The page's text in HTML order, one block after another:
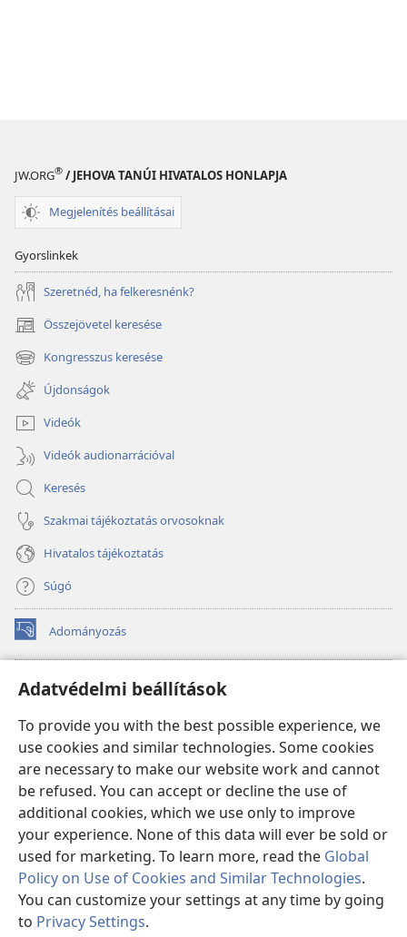
Adatvédelmi beállítások
To provide you with the best possible experience, we
use cookies and similar technologies. Some cookies
are necessary to make our website work and cannot
be refused. You can accept or decline the use of
additional cookies, which we use only to improve
your experience. None of this data will ever be sold or
used for marketing. To learn more, read the Global
Policy on Use of Cookies and Similar Technologies.
You can customize your settings at any time by going
to Privacy Settings.
JW.ORG® / JEHOVA TANÚI HIVATALOS HONLAPJA
Megjelenítés beállításai
Gyorslinkek
Szeretnéd, ha felkeresnénk?
Összejövetel keresése
(opens
new
window)
Kongresszus keresése
(opens
new
window)
Újdonságok
Videók
Videók audionarrációval
Keresés
Szakmai tájékoztatás orvosoknak
Hivatalos tájékoztatás
Súgó
Adományozás
(opens
new
Őrtorony ONLINE KÖNYVTÁR
(opens
window)JW Hub
(opens
new
window)JW Library
Watchtower Library
Copyright© 2026 Watch Tower Bible and Tract Society of Pennsylvania.
FELHASZNÁLÁSI FELTÉTELEK
ADATVÉDELMI BEÁLLÍTÁSOK